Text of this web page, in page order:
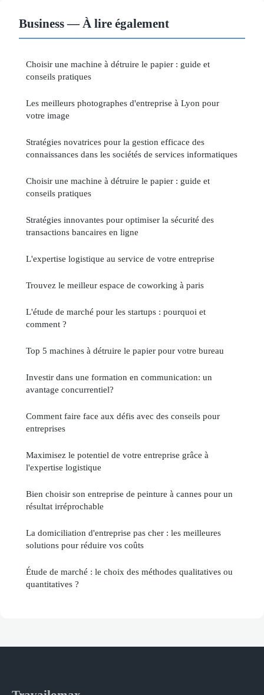
Business — À lire également
Choisir une machine à détruire le papier : guide et
conseils pratiques
Les meilleurs photographes d'entreprise à Lyon pour
votre image
Stratégies novatrices pour la gestion efficace des
connaissances dans les sociétés de services informatiques
Choisir une machine à détruire le papier : guide et
conseils pratiques
Stratégies innovantes pour optimiser la sécurité des
transactions bancaires en ligne
L'expertise logistique au service de votre entreprise
Trouvez le meilleur espace de coworking à paris
L'étude de marché pour les startups : pourquoi et
comment ?
Top 5 machines à détruire le papier pour votre bureau
Investir dans une formation en communication: un
avantage concurrentiel?
Comment faire face aux défis avec des conseils pour
entreprises
Maximisez le potentiel de votre entreprise grâce à
l'expertise logistique
Bien choisir son entreprise de peinture à cannes pour un
résultat irréprochable
La domiciliation d'entreprise pas cher : les meilleures
solutions pour réduire vos coûts
Étude de marché : le choix des méthodes qualitatives ou
quantitatives ?